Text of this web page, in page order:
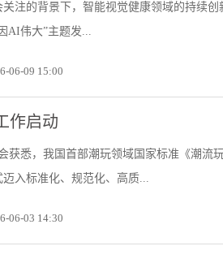
注的背景下，智能视觉健康领域的持续
AI伟大”主题发...
06-09 15:00
作启动
获悉，我国首部潮玩领域国家标准《潮流
入标准化、规范化、高质...
06-03 14:30